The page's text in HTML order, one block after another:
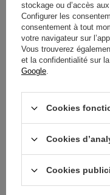
État
Catégorie
Marque
stockage ou d’accès
Configurer les
consentement à tout
votre navigateur sur
Vous trouverez
et la confidentialité sur la
Google.
Cookies
Cookies
Cookies